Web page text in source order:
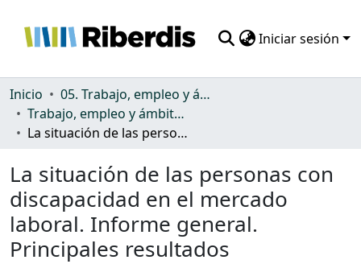
Iniciar sesión
Comunidades
Todo DSpace
Inicio
05. Trabajo, empleo y ámbito productivo
Trabajo, empleo y ámbito productivo
La situación de las personas con discapacidad en el mercado laboral. Informe general. Principales resultados
La situación de las personas con
discapacidad en el mercado
laboral. Informe general.
Principales resultados